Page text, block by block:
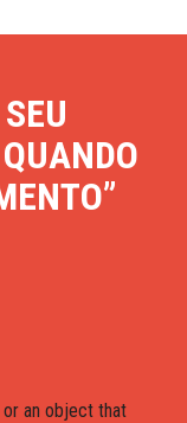
an object that